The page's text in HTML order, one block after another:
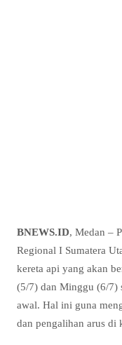
BNEWS.ID, Medan –
Regional I Sumatera
kereta api yang akan
(5/7) dan Minggu (6/7)
awal. Hal ini guna
dan pengalihan arus di